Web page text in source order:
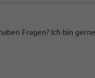
Fragen? Ich bin